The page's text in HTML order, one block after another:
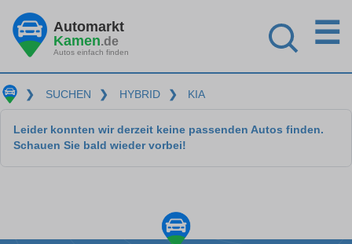
Automarkt
Kamen.de
Autos einfach finden
☰
❯ SUCHEN ❯ HYBRID ❯ KIA
Leider konnten wir derzeit keine passenden Autos finden.
Schauen Sie bald wieder vorbei!